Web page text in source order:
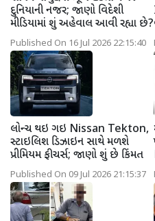
દુનિયાની નજર; જાણો વિદેશી
મીડિયામાં શું અહેવાલ આવી રહ્યા છે?
Published On 16 Jul 2026 22:15:40
લોન્ચ થઇ ગઇ Nissan Tekton,
સ્ટાઇલિશ ડિઝાઇન સાથે મળશે
પ્રીમિયમ ફીચર્સ; જાણો શું છે કિંમત
Published On 09 Jul 2026 21:15:37